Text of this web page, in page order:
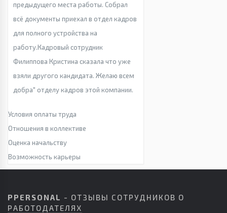
предыдущего места работы. Собрал
всё документы приехал в отдел кадров
для полного устройства на
работу.Кадровый сотрудник
Филиппова Кристина сказала что уже
взяли другого кандидата. Желаю всем
добра" отделу кадров этой компании.
Условия оплаты труда
Отношения в коллективе
Оценка начальству
Возможность карьеры
PPERSONAL - ОТЗЫВЫ СОТРУДНИКОВ О
РАБОТОДАТЕЛЯХ